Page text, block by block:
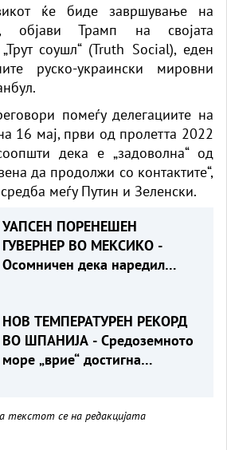
ќе биде завршување на
објави Трамп на својата
соушл“ (Truth Social), еден
руско-украински мировни
помеѓу делегациите на
16 мај, први од пролетта 2022
дека е „задоволна“ од
да продолжи со контактите“,
меѓу Путин и Зеленски.
УАПСЕН ПОРЕНЕШЕН
ГУВЕРНЕР ВО МЕКСИКО -
Осомничен дека наредил
НОВ ТЕМПЕРАТУРЕН РЕКОРД
ВО ШПАНИЈА - Средоземното
море „врие“ достигна
текстот се на редакцијата